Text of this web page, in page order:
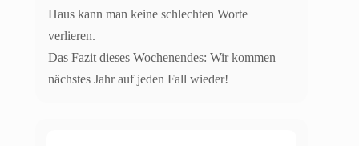
Haus kann man keine schlechten Worte
verlieren.
Das Fazit dieses Wochenendes: Wir kommen
nächstes Jahr auf jeden Fall wieder!